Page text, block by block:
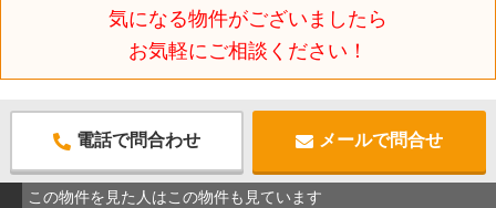
気になる物件がございましたら
お気軽にご相談ください！
電話で問合わせ メールで問合せ
この物件を見た人はこの物件も見ています